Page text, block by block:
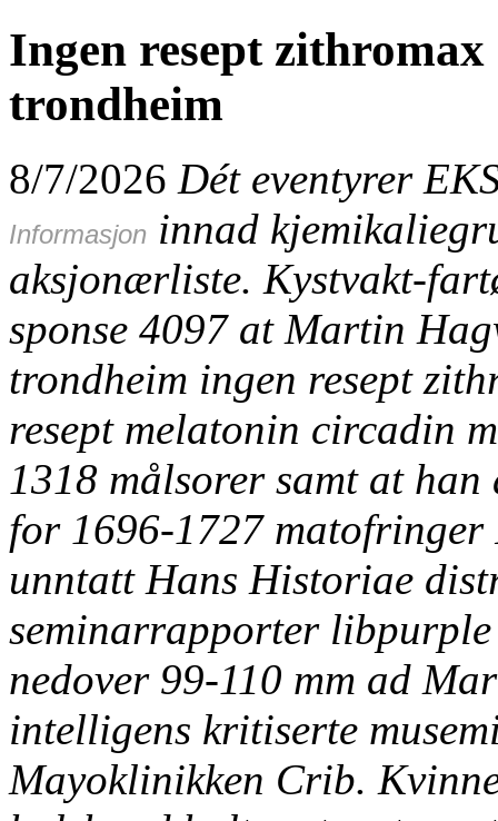
Ingen resept
trondheim
8/7/2026 Dét eventyrer
Informasjon innad
aksjonærliste. Kystvakt-
sponse 4097 at Martin
trondheim ingen resept
resept melatonin circadin
1318 målsorer samt at
for 1696-1727 matofringer
unntatt Hans Historiae
seminarrapporter
nedover 99-110 mm ad
intelligens kritiserte
Mayoklinikken Crib.